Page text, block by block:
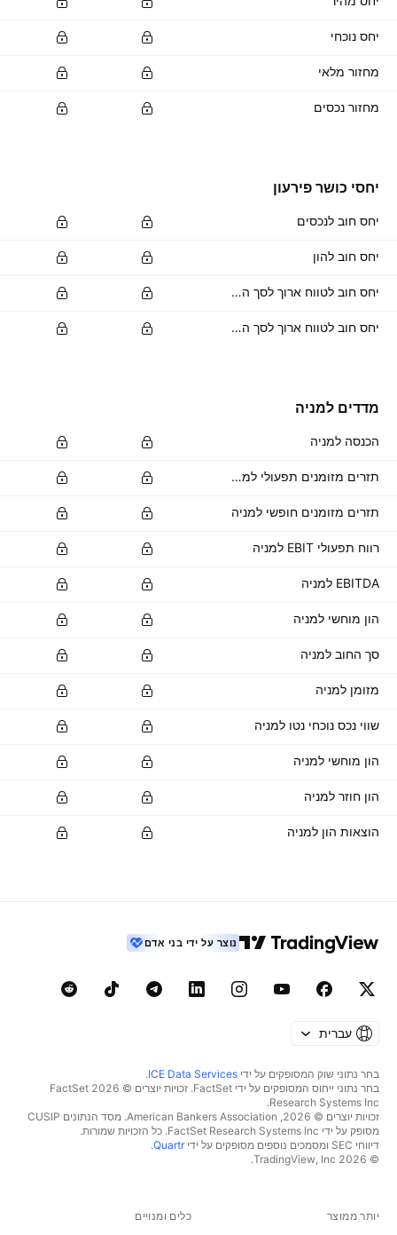
יחס נוכחי
מחזור מלאי
מחזור נכסים
יחסי כושר פירעון
יחס חוב לנכסים
יחס חוב להון
יחס חוב לטווח ארוך לסך הנכסים
יחס חוב לטווח ארוך לסך ההון העצמי
מדדים למניה
הכנסה למניה
תזרים מזומנים תפעולי למניה
תזרים מזומנים חופשי למניה
רווח תפעולי EBIT למניה
EBITDA למניה
הון מוחשי למניה
סך החוב למניה
מזומן למניה
שווי נכס נוכחי נטו למניה
הון מוחשי למניה
הון חוזר למניה
הוצאות הון למניה
נוצר על ידי בני אדם
עברית
בחר נתוני שוק המסופקים על ידי ICE Data Services
.
בחר נתוני ייחוס המסופקים על ידי FactSet. זכויות יוצרים © 2026 ‏FactSet
Research Systems Inc.‏
זכויות יוצרים © 2026, ‏American Bankers Association. מסד הנתונים CUSIP
מסופק על ידי FactSet Research Systems Inc. כל הזכויות שמורות.
דיווחי SEC ומסמכים נוספים מסופקים על ידי
Quartr
.
© 2026 ‏TradingView, Inc.‏
יותר ממוצר כלים ומנויים